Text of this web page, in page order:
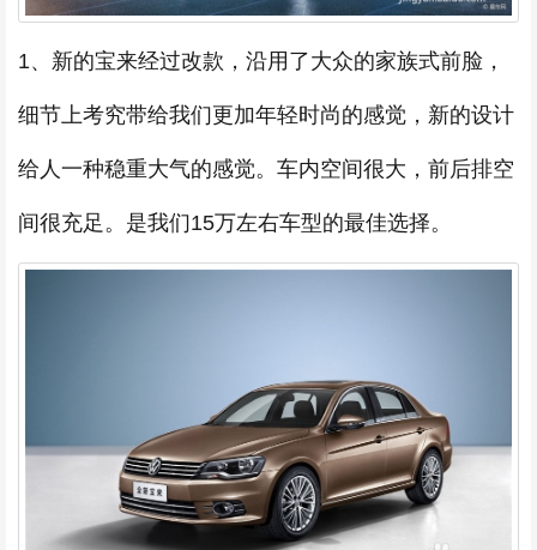
1、新的宝来经过改款，沿用了大众的家族式前脸，
细节上考究带给我们更加年轻时尚的感觉，新的设计
给人一种稳重大气的感觉。车内空间很大，前后排空
间很充足。是我们15万左右车型的最佳选择。